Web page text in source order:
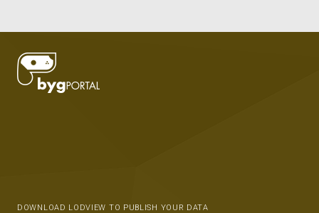
DOWNLOAD LODVIEW TO PUBLISH YOUR DATA